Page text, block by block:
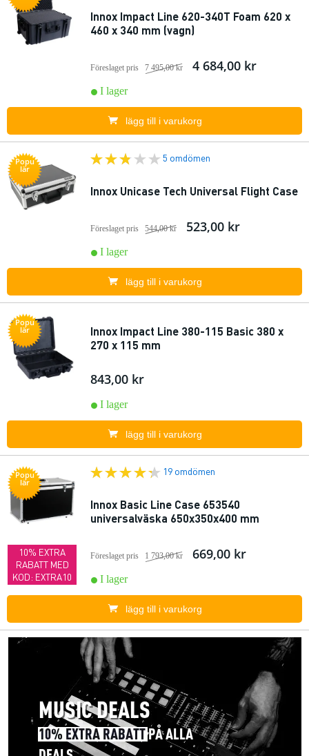
Innox Impact Line 620-340T Foam 620 x
460 x 340 mm (vagn)
Föreslaget pris 7 495,00 kr 4 684,00 kr
I lager
lägg till i varukorg
Popu
lär
5 omdömen
Innox Unicase Tech Universal Flight Case
Föreslaget pris 544,00 kr 523,00 kr
I lager
lägg till i varukorg
Popu
lär
Innox Impact Line 380-115 Basic 380 x
270 x 115 mm
843,00 kr
I lager
lägg till i varukorg
Popu
lär
10% EXTRA
RABATT MED
KOD: EXTRA10
19 omdömen
Innox Basic Line Case 653540
universalväska 650x350x400 mm
Föreslaget pris 1 793,00 kr 669,00 kr
I lager
lägg till i varukorg